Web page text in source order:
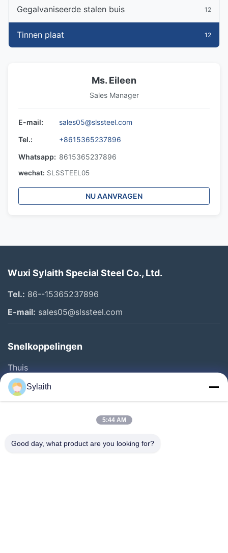
Gegalvaniseerde stalen buis 12
Tinnen plaat 12
Ms. Eileen
Sales Manager
E-mail:
sales05@slssteel.com
Tel.:
+8615365237896
Whatsapp: 8615365237896
wechat: SLSSTEEL05
NU AANVRAGEN
Wuxi Sylaith Special Steel Co., Ltd.
Tel.: 86--15365237896
E-mail: sales05@slssteel.com
Snelkoppelingen
Thuis
Producten
Videos
Fabrieksreis
Sylaith
5:44 AM
Good day, what product are you looking for?